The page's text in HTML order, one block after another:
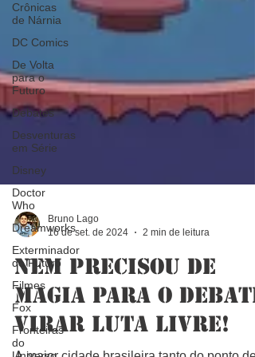
Crônicas
de Nárnia
DC Comics
De Volta
para o
Futuro
Debates
Desventuras
em Série
Disney
Doctor
Who
Dreamworks
Exterminador
do Futuro
Filmes
Fox
Fronteiras
do
Bruno Lago
16 de set. de 2024
2 min de leitura
Nem precisou de
magia para o debate
virar luta livre!